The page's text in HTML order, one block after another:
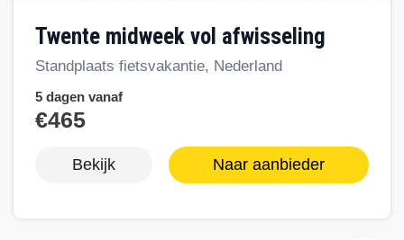
Twente midweek vol afwisseling
Standplaats fietsvakantie, Nederland
5 dagen vanaf
€465
Bekijk Naar aanbieder